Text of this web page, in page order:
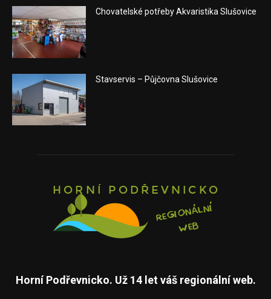
Chovatelské potřeby Akvaristika Slušovice
Stavservis – Půjčovna Slušovice
Horní Podřevnicko. Už 14 let váš regionální web.